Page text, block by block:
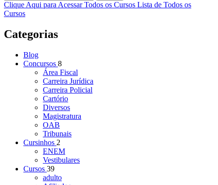
Clique Aqui para Acessar Todos os Cursos Lista de Todos os
Cursos
Categorias
Blog
Concursos 8
Área Fiscal
Carreira Jurídica
Carreira Policial
Cartório
Diversos
Magistratura
OAB
Tribunais
Cursinhos 2
ENEM
Vestibulares
Cursos 39
adulto